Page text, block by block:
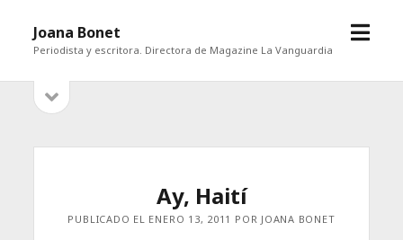
Joana Bonet
Periodista y escritora. Directora de Magazine La Vanguardia
abrir
Barrabarra
Ay, Haití
PUBLICADO EL ENERO 13, 2011 POR JOANA BONET